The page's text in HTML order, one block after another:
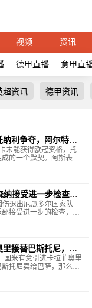
视频 资讯
德甲直播 意甲直
超资讯 德甲资讯
利争夺，阿尔特塔
未能获得欧冠资格，托
的一个默契。阿斯表
国脚。托纳利吸引了
接受进一步检查，
退出厄瓜多尔国家队
接受进一步的检查，出
足总杯1/4决赛，阿
接替巴斯托尼，阿
国米有意引进卡拉菲奥里
托尼卖给巴萨，那么取
大利国